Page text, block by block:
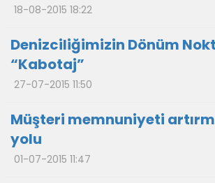
18-08-2015 18:22
Denizciliğimizin Dönüm
“Kabotaj”
27-07-2015 11:50
Müşteri memnuniyeti
yolu
01-07-2015 11:47